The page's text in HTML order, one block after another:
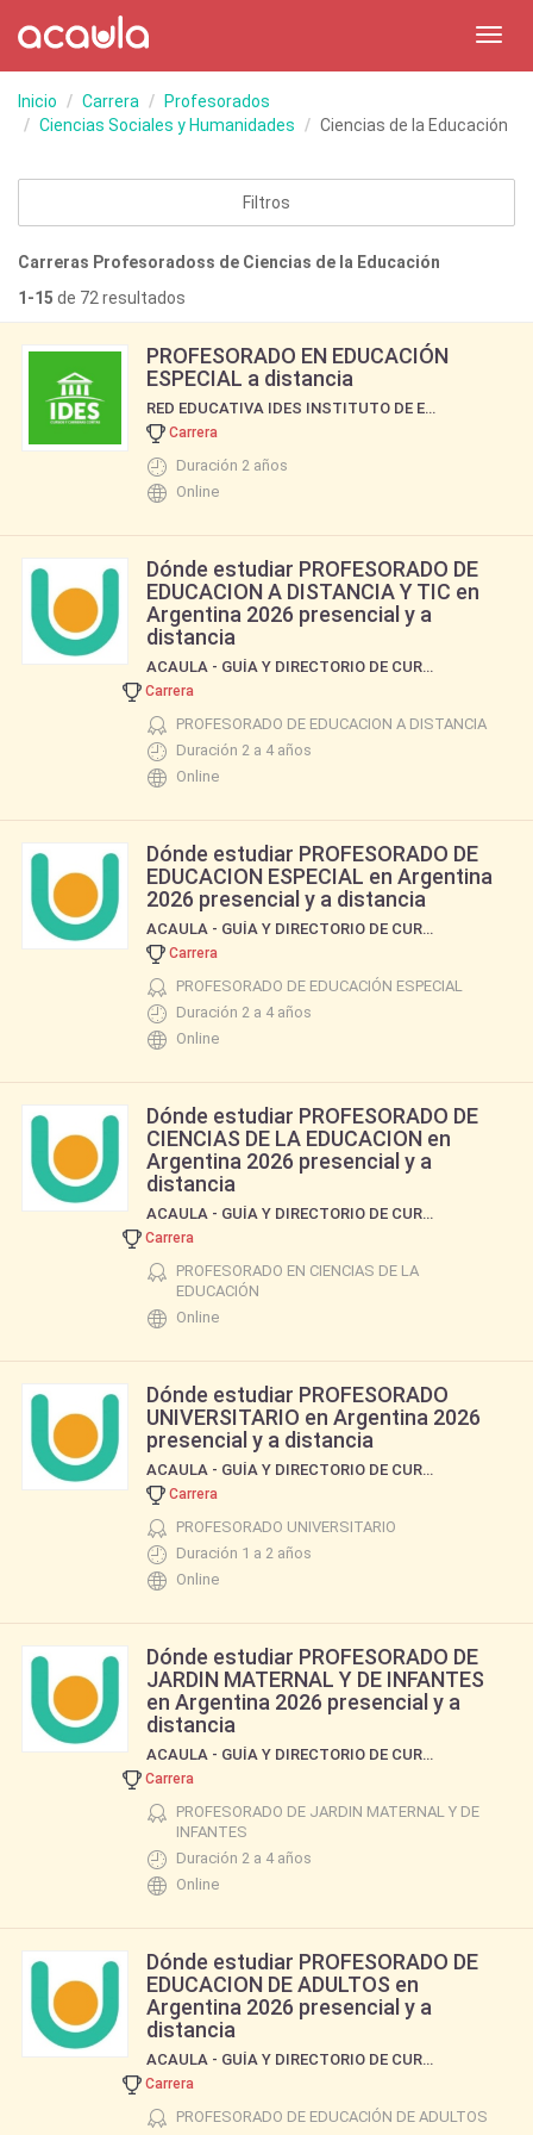
Inicio Carrera
Profesorados
Ciencias Sociales y Humanidades
Ciencias de la Educación
Filtros
Carreras Profesoradoss de Ciencias de la Educación
1-15 de 72 resultados
PROFESORADO EN EDUCACIÓN
ESPECIAL a distancia
RED EDUCATIVA IDES INSTITUTO DE ESTUDIOS SOCIALES DE BUENOS AIRES
Carrera
Duración 2 años
Online
Dónde estudiar PROFESORADO DE
EDUCACION A DISTANCIA Y TIC en
Argentina 2026 presencial y a
distancia
ACAULA - GUÍA Y DIRECTORIO DE CURSOS Y CARRERAS
Carrera
PROFESORADO DE EDUCACION A DISTANCIA
Duración 2 a 4 años
Online
Dónde estudiar PROFESORADO DE
EDUCACION ESPECIAL en Argentina
2026 presencial y a distancia
ACAULA - GUÍA Y DIRECTORIO DE CURSOS Y CARRERAS
Carrera
PROFESORADO DE EDUCACIÓN ESPECIAL
Duración 2 a 4 años
Online
Dónde estudiar PROFESORADO DE
CIENCIAS DE LA EDUCACION en
Argentina 2026 presencial y a
distancia
ACAULA - GUÍA Y DIRECTORIO DE CURSOS Y CARRERAS
Carrera
PROFESORADO EN CIENCIAS DE LA
EDUCACIÓN
Online
Dónde estudiar PROFESORADO
UNIVERSITARIO en Argentina 2026
presencial y a distancia
ACAULA - GUÍA Y DIRECTORIO DE CURSOS Y CARRERAS
Carrera
PROFESORADO UNIVERSITARIO
Duración 1 a 2 años
Online
Dónde estudiar PROFESORADO DE
JARDIN MATERNAL Y DE INFANTES
en Argentina 2026 presencial y a
distancia
ACAULA - GUÍA Y DIRECTORIO DE CURSOS Y CARRERAS
Carrera
PROFESORADO DE JARDIN MATERNAL Y DE
INFANTES
Duración 2 a 4 años
Online
Dónde estudiar PROFESORADO DE
EDUCACION DE ADULTOS en
Argentina 2026 presencial y a
distancia
ACAULA - GUÍA Y DIRECTORIO DE CURSOS Y CARRERAS
Carrera
PROFESORADO DE EDUCACIÓN DE ADULTOS